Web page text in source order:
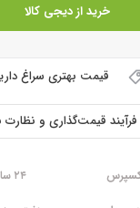
خرید از دیجی کالا
قیمت بهتری سراغ
فرآیند قیمت‌گذاری و
۲۴ ساعته، ۷ روز هفته